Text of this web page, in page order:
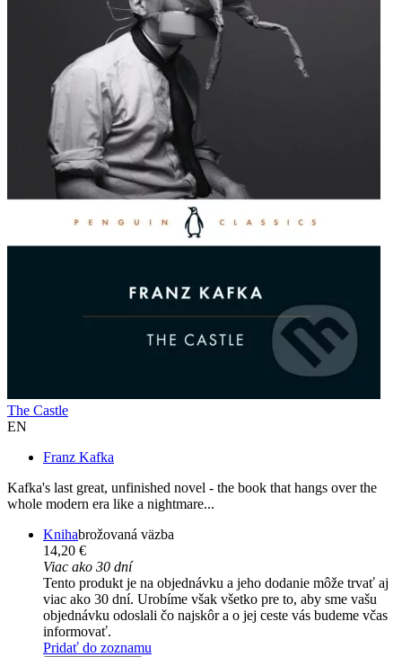
The Castle
EN
Franz Kafka
Kafka's last great, unfinished novel - the book that hangs over the
whole modern era like a nightmare...
Knihabrožovaná väzba
14,20 €
Viac ako 30 dní
Tento produkt je na objednávku a jeho dodanie môže trvať aj
viac ako 30 dní. Urobíme však všetko pre to, aby sme vašu
objednávku odoslali čo najskôr a o jej ceste vás budeme včas
informovať.
Pridať do zoznamu